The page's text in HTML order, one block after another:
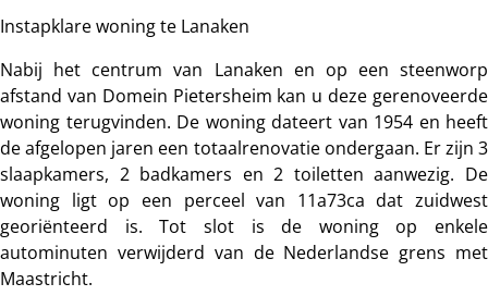
Instapklare woning te Lanaken
Nabij het centrum van Lanaken en op een steenworp
afstand van Domein Pietersheim kan u deze gerenoveerde
woning terugvinden. De woning dateert van 1954 en heeft
de afgelopen jaren een totaalrenovatie ondergaan. Er zijn 3
slaapkamers, 2 badkamers en 2 toiletten aanwezig. De
woning ligt op een perceel van 11a73ca dat zuidwest
georiënteerd is. Tot slot is de woning op enkele
autominuten verwijderd van de Nederlandse grens met
Maastricht.